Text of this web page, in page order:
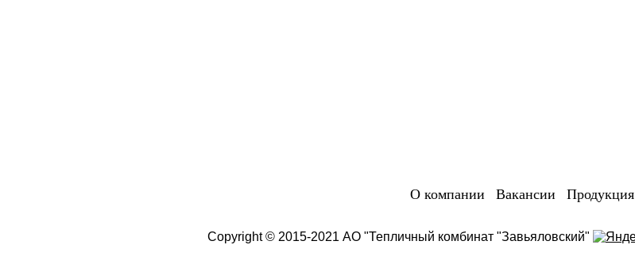
О компании Вакансии Продукция
Copyright © 2015-2021 АО "Тепличный комбинат "Завьяловский"